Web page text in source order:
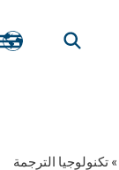
» تكنولوجيا الترجمة